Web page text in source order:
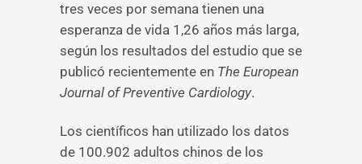
tres veces por semana tienen una
esperanza de vida 1,26 años más larga,
según los resultados del estudio que se
publicó recientemente en The European
Journal of Preventive Cardiology.
Los científicos han utilizado los datos
de 100.902 adultos chinos de los